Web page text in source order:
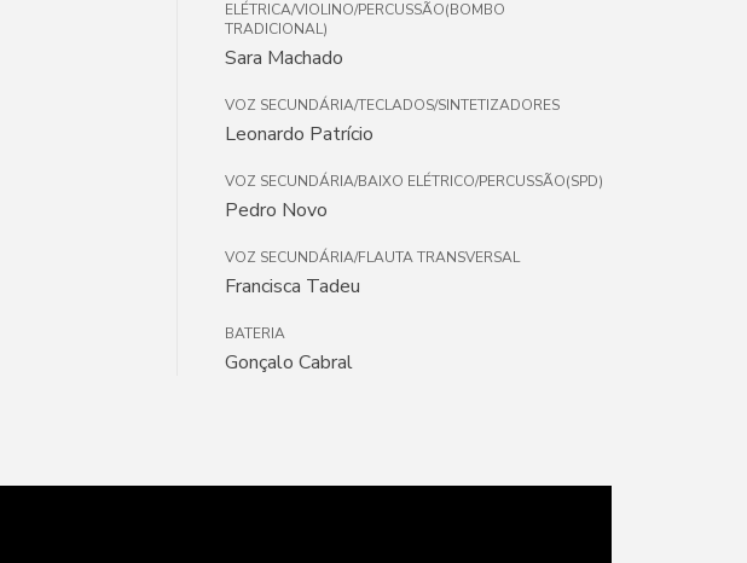
ELÉTRICA/VIOLINO/PERCUSSÃO(BOMBO
TRADICIONAL)
Sara Machado
VOZ SECUNDÁRIA/TECLADOS/SINTETIZADORES
Leonardo Patrício
VOZ SECUNDÁRIA/BAIXO ELÉTRICO/PERCUSSÃO(SPD)
Pedro Novo
VOZ SECUNDÁRIA/FLAUTA TRANSVERSAL
Francisca Tadeu
BATERIA
Gonçalo Cabral